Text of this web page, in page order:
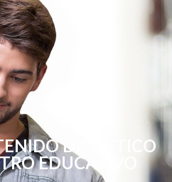
DIDÁCTICO
EDUCATIVO